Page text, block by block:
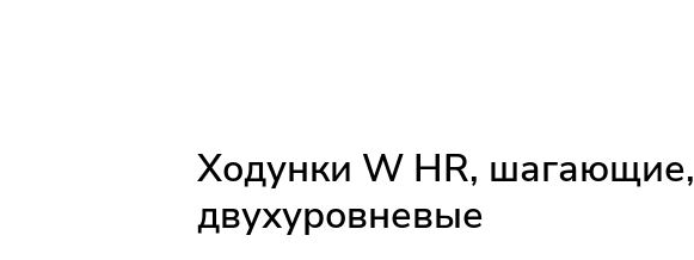
Ходунки W HR, шагающие,
двухуровневые